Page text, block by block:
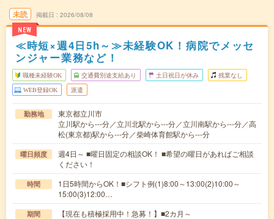
未読
NEW
掲載日 2026/08/08
≪時短×週4日5h～≫未経験OK！病院でメッセ
ンジャー業務など！
職種未経験OK 交通費別途支給あり 土日祝日が休み 残業なし
WEB登録OK 派遣
勤務地
東京都立川市
立川駅から---分／立川北駅から---分／立川南駅から---分／高
松(東京都)駅から---分／柴崎体育館駅から---分
曜日頻度
週4日～ ■曜日固定の相談OK！ ■希望の曜日があればご相談
ください！
時間
1日5時間からOK！■シフト例(1)8:00～13:00(2)10:00～
15:00(3)12:00…
期間 【現在も積極採用中！急募！】■2カ月～